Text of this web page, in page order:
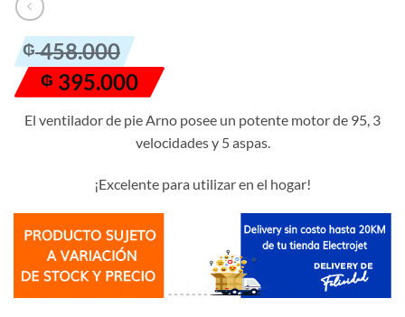
₲458.000
El
precio
original
era:
₲ 458.000.
₲ 395.000
El
precio
actual
es:
₲ 395.000.
El ventilador de pie Arno posee un potente motor de 95, 3
velocidades y 5 aspas.
¡Excelente para utilizar en el hogar!